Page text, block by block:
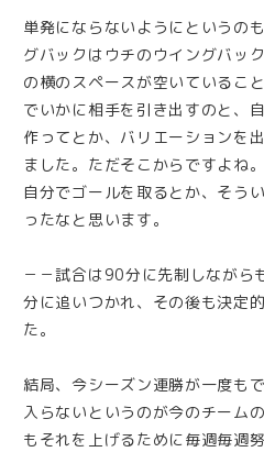
単発にならないようにというの
グバックはウチのウイングバッ
の横のスペースが空いているこ
でいかに相手を引き出すのと、
作ってとか、バリエーションを
ました。ただそこからですよね
自分でゴールを取るとか、そう
ったなと思います。
－－試合は90分に先制しながら
分に追いつかれ、その後も決定
た。
結局、今シーズン連勝が一度も
入らないというのが今のチーム
もそれを上げるために毎週毎週